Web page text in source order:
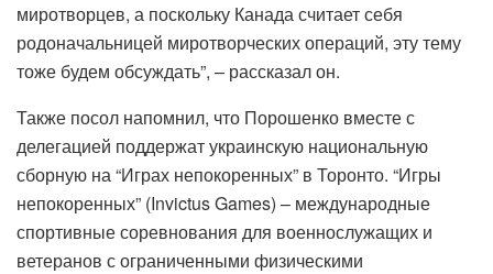
миротворцев, а поскольку Канада считает себя
родоначальницей миротворческих операций, эту тему
тоже будем обсуждать”, – рассказал он.
Также посол напомнил, что Порошенко вместе с
делегацией поддержат украинскую национальную
сборную на “Играх непокоренных” в Торонто. “Игры
непокоренных” (Invictus Games) – международные
спортивные соревнования для военнослужащих и
ветеранов с ограниченными физическими